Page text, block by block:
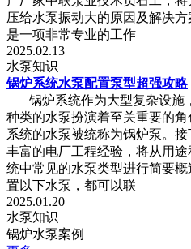
压给水泵振动大的原因及解决
是一项非常专业的工作
2025.02.13
水泵知识
锅炉系统水泵配置泵型超强攻略
锅炉系统作为大型复杂设施
种类的水泵扮演着至关重要的
系统的水泵被统称为锅炉泵。
丰富的电厂工程经验，将从用
统中常见的水泵类型进行简要
置以下水泵，都可以联
2025.01.20
水泵知识
锅炉水泵案例